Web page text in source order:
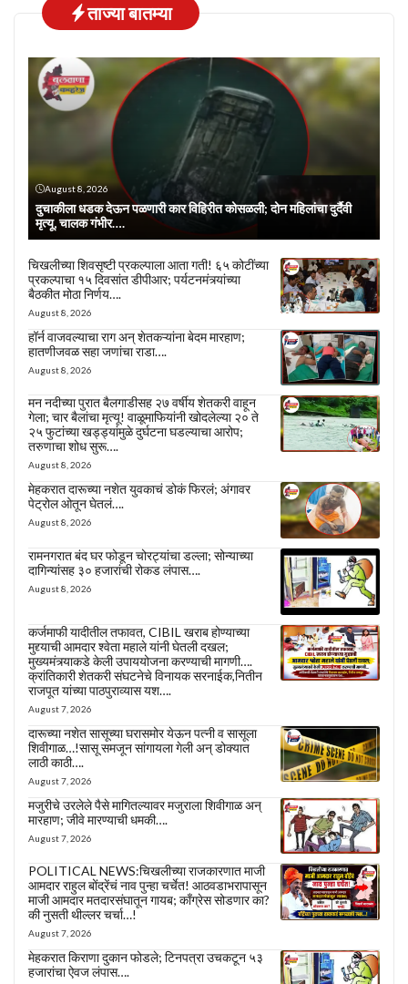
ताज्या बातम्या
August 8, 2026
दुचाकीला धडक देऊन पळणारी कार विहिरीत कोसळली; दोन महिलांचा दुर्दैवी
मृत्यू, चालक गंभीर….
चिखलीच्या शिवसृष्टी प्रकल्पाला आता गती! ६५ कोटींच्या
प्रकल्पाचा १५ दिवसांत डीपीआर; पर्यटनमंत्र्यांच्या
बैठकीत मोठा निर्णय….
August 8, 2026
हॉर्न वाजवल्याचा राग अन् शेतकऱ्यांना बेदम मारहाण;
हातणीजवळ सहा जणांचा राडा….
August 8, 2026
मन नदीच्या पुरात बैलगाडीसह २७ वर्षीय शेतकरी वाहून
गेला; चार बैलांचा मृत्यू! वाळूमाफियांनी खोदलेल्या २० ते
२५ फुटांच्या खड्ड्यांमुळे दुर्घटना घडल्याचा आरोप;
तरुणाचा शोध सुरू….
August 8, 2026
मेहकरात दारूच्या नशेत युवकाचं डोकं फिरलं; अंगावर
पेट्रोल ओतून घेतलं….
August 8, 2026
रामनगरात बंद घर फोडून चोरट्यांचा डल्ला; सोन्याच्या
दागिन्यांसह ३० हजारांची रोकड लंपास….
August 8, 2026
कर्जमाफी यादीतील तफावत, CIBIL खराब होण्याच्या
मुद्द्याची आमदार श्वेता महाले यांनी घेतली दखल;
मुख्यमंत्र्याकडे केली उपाययोजना करण्याची मागणी….
क्रांतिकारी शेतकरी संघटनेचे विनायक सरनाईक,नितीन
राजपूत यांच्या पाठपुराव्यास यश….
August 7, 2026
दारूच्या नशेत सासूच्या घरासमोर येऊन पत्नी व सासूला
शिवीगाळ…!सासू समजून सांगायला गेली अन् डोक्यात
लाठी काठी….
August 7, 2026
मजुरीचे उरलेले पैसे मागितल्यावर मजुराला शिवीगाळ अन्
मारहाण; जीवे मारण्याची धमकी….
August 7, 2026
POLITICAL NEWS:चिखलीच्या राजकारणात माजी
आमदार राहुल बोंद्रेंचं नाव पुन्हा चर्चेत! आठवडाभरापासून
माजी आमदार मतदारसंघातून गायब; काँग्रेस सोडणार का?
की नुसती थील्लर चर्चा…!
August 7, 2026
मेहकरात किराणा दुकान फोडले; टिनपत्रा उचकटून ५३
हजारांचा ऐवज लंपास….